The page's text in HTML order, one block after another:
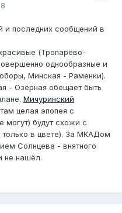
и последних сообщений в
(Тропарёво-
однообразные и
Минская - Раменки).
- Озёрная обещает быть
Мичуринский
целая эпопея с
могут) будут схожи с
в цвете). За МКАДом
Солнцева - внятного
не нашёл.